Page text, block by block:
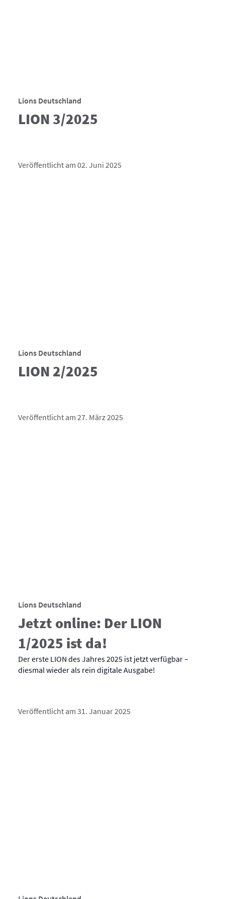
Lions Deutschland
LION 3/2025
Veröffentlicht am 02. Juni 2025
Lions Deutschland
LION 2/2025
Veröffentlicht am 27. März 2025
Lions Deutschland
Jetzt online: Der LION
1/2025 ist da!
Der erste LION des Jahres 2025 ist jetzt verfügbar –
diesmal wieder als rein digitale Ausgabe!
Veröffentlicht am 31. Januar 2025